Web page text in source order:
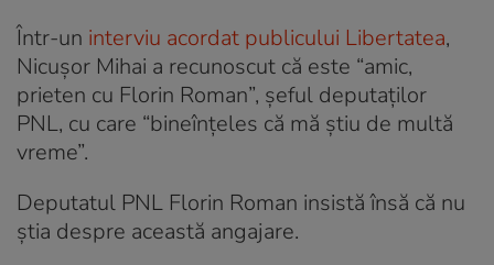
Într-un interviu acordat publicului Libertatea,
Nicușor Mihai a recunoscut că este “amic,
prieten cu Florin Roman”, șeful deputaților
PNL, cu care “bineînțeles că mă știu de multă
vreme”.
Deputatul PNL Florin Roman insistă însă că nu
știa despre această angajare.